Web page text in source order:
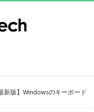
新版】Windowsのキーボード